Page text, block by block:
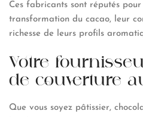
Ces fabricants sont réputés
transformation du cacao, leur
richesse de leurs profils
Votre
de couverture
Que vous soyez pâtissier,